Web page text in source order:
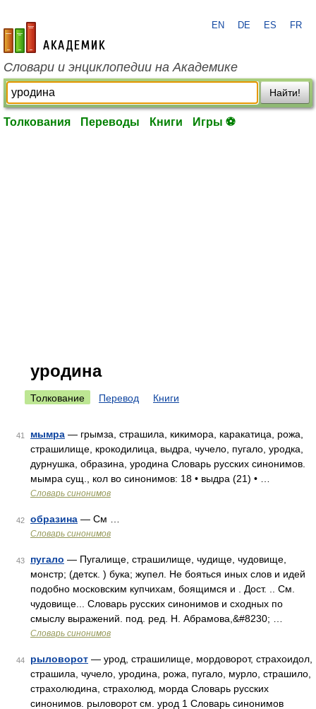
academic.ru
EN DE ES FR
Словари и энциклопедии на Академике
Найти!
Толкования Переводы Книги Игры ⚽
уродина
Толкование Перевод Книги
41 мымра — грымза, страшила, кикимора, каракатица, рожа,
страшилище, крокодилица, выдра, чучело, пугало, уродка,
дурнушка, образина, уродина Словарь русских синонимов.
мымра сущ., кол во синонимов: 18 • выдра (21) • …
Словарь синонимов
42 образина — См …
Словарь синонимов
43 пугало — Пугалище, страшилище, чудище, чудовище,
монстр; (детск. ) бука; жупел. Не бояться иных слов и идей
подобно московским купчихам, боящимся и . Дост. .. См.
чудовище... Словарь русских синонимов и сходных по
смыслу выражений. под. ред. Н. Абрамова,&#8230; …
Словарь синонимов
44 рыловорот — урод, страшилище, мордоворот, страхоидол,
страшила, чучело, уродина, рожа, пугало, мурло, страшило,
страхолюдина, страхолюд, морда Словарь русских
синонимов. рыловорот см. урод 1 Словарь синонимов